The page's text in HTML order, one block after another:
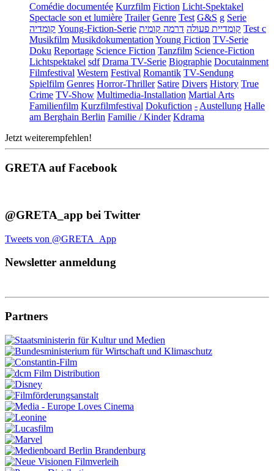
Comédie documentée Kurzfilm Fiction Licht-Spektakel
Spectacle son et lumière Trailer Genre Test G&S g Serie
קומדיה Young-Fiction-Serie קומדיית פעולה דרמה קומית
Test c
Musikfilm Musikdokumentation Young Fiction TV-Serie
Doku Reportage Science Fiction Tanzfilm Science-Fiction
Lichtspektakel sdf Drama TV-Serie Biographie Docutainment
Filmfestival Western Festival Romantik TV-Sendung
Spielfilm Genres Horror-Thriller Satire Divers History True
Crime TV-Show Multimedia-Installation Martial Arts
Familienfilm Kurzfilmfestival Dokufiction - Austellung Halle
am Berghain Berlin Familie / Kinder Kdrama
Jetzt weiterempfehlen!
GRETA auf Facebook
@GRETA_app bei Twitter
Tweets von @GRETA_App
Newsletter anmeldung
Partners